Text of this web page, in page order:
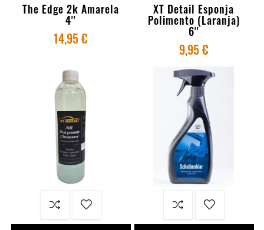
The Edge 2k Amarela
4''
14,95 €
XT Detail Esponja
Polimento (Laranja)
6''
9,95 €